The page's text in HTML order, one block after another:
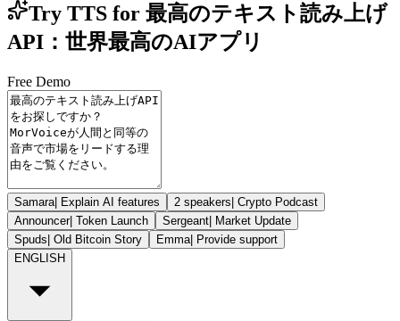
Try TTS for 最高のテキスト読み上げ
API：世界最高のAIアプリ
Free Demo
Samara| Explain AI features 2 speakers| Crypto Podcast
Announcer| Token Launch Sergeant| Market Update
Spuds| Old Bitcoin Story Emma| Provide support
ENGLISH